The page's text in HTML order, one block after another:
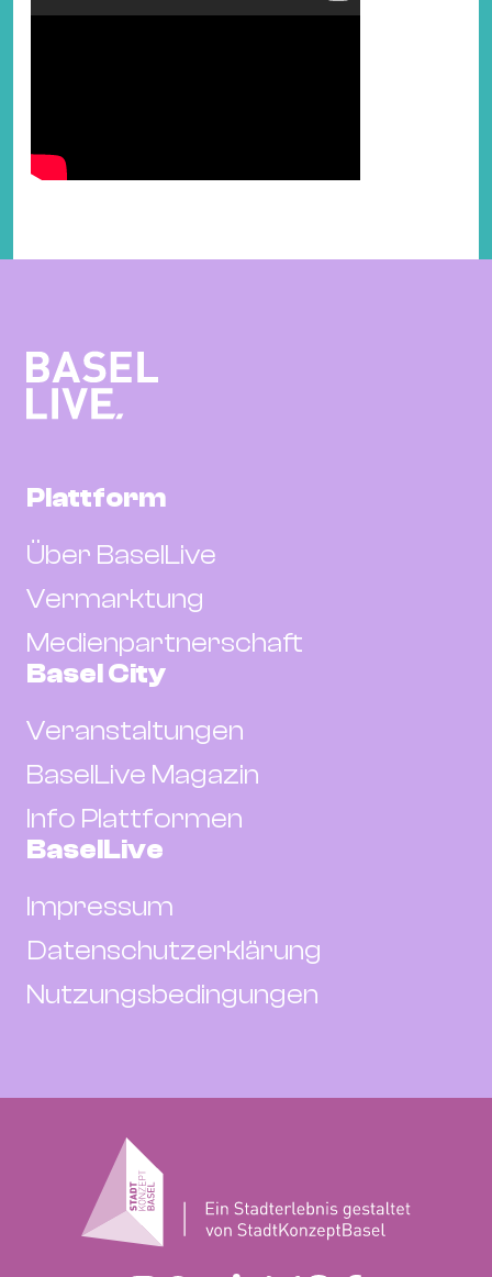
Plattform
Über BaselLive
Vermarktung
Medienpartnerschaft
Basel City
Veranstaltungen
BaselLive Magazin
Info Plattformen
BaselLive
Impressum
Datenschutzerklärung
Nutzungsbedingungen